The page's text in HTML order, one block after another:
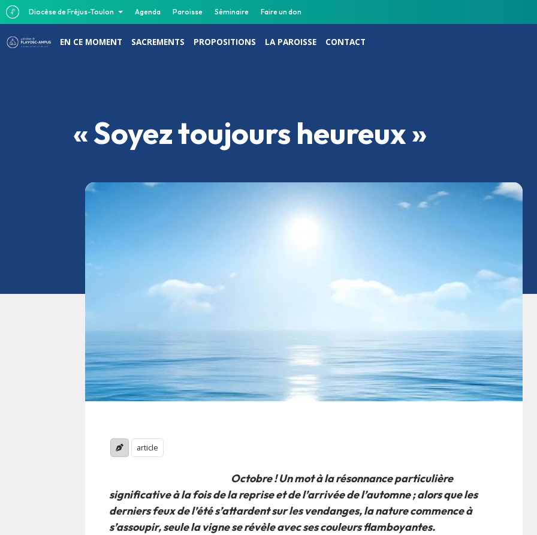
Diocèse de Fréjus-Toulon Agenda Paroisse Séminaire Faire un don
EN CE MOMENT SACREMENTS PROPOSITIONS LA PAROISSE CONTACT
« Soyez toujours heureux »
article
Octobre ! Un mot à la résonnance particulière
significative à la fois de la reprise et de l’arrivée de l’automne ; alors que les
derniers feux de l’été s’attardent sur les vendanges, la nature commence à
s’assoupir, seule la vigne se révèle avec ses couleurs flamboyantes.